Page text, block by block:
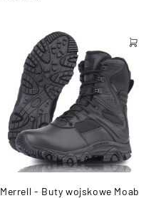
Merrell - Buty wojskowe Moab